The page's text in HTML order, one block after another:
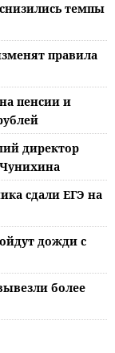
темпы
правила
пенсии и
директор
сдали ЕГЭ на
дожди с
более